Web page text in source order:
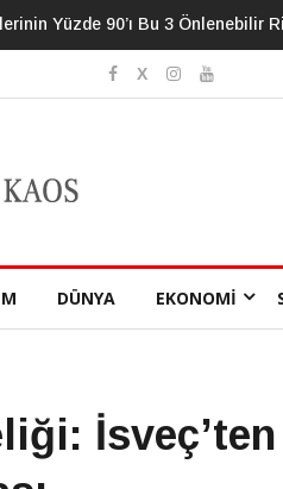
Yeni Dönem: Zihinsel Çöküş
DÜNYA EKONOMI